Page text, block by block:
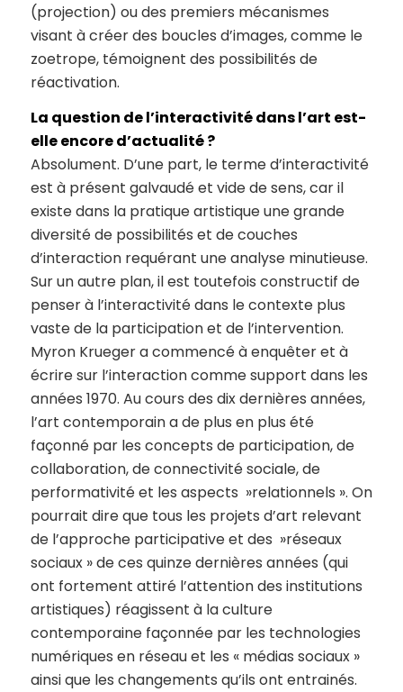
(projection) ou des premiers mécanismes
visant à créer des boucles d’images, comme le
zoetrope, témoignent des possibilités de
réactivation.
La question de l’interactivité dans l’art est-
elle encore d’actualité ?
Absolument. D’une part, le terme d’interactivité
est à présent galvaudé et vide de sens, car il
existe dans la pratique artistique une grande
diversité de possibilités et de couches
d’interaction requérant une analyse minutieuse.
Sur un autre plan, il est toutefois constructif de
penser à l’interactivité dans le contexte plus
vaste de la participation et de l’intervention.
Myron Krueger a commencé à enquêter et à
écrire sur l’interaction comme support dans les
années 1970. Au cours des dix dernières années,
l’art contemporain a de plus en plus été
façonné par les concepts de participation, de
collaboration, de connectivité sociale, de
performativité et les aspects »relationnels ». On
pourrait dire que tous les projets d’art relevant
de l’approche participative et des »réseaux
sociaux » de ces quinze dernières années (qui
ont fortement attiré l’attention des institutions
artistiques) réagissent à la culture
contemporaine façonnée par les technologies
numériques en réseau et les « médias sociaux »
ainsi que les changements qu’ils ont entrainés.